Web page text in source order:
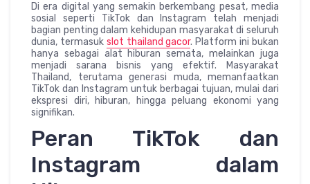
Di era digital yang semakin berkembang pesat, media
sosial seperti TikTok dan Instagram telah menjadi
bagian penting dalam kehidupan masyarakat di seluruh
dunia, termasuk slot thailand gacor. Platform ini bukan
hanya sebagai alat hiburan semata, melainkan juga
menjadi sarana bisnis yang efektif. Masyarakat
Thailand, terutama generasi muda, memanfaatkan
TikTok dan Instagram untuk berbagai tujuan, mulai dari
ekspresi diri, hiburan, hingga peluang ekonomi yang
signifikan.
Peran TikTok dan
Instagram dalam